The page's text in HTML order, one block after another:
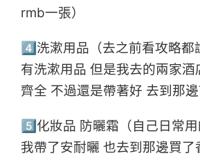
rmb一張）
4⃣洗漱用品（去之前看攻略都
有洗漱用品 但是我去的兩家酒
齊全 不過還是帶著好 去到那邊
5⃣化妝品 防曬霜（自己日常
我帶了安耐曬 也去到那邊買了